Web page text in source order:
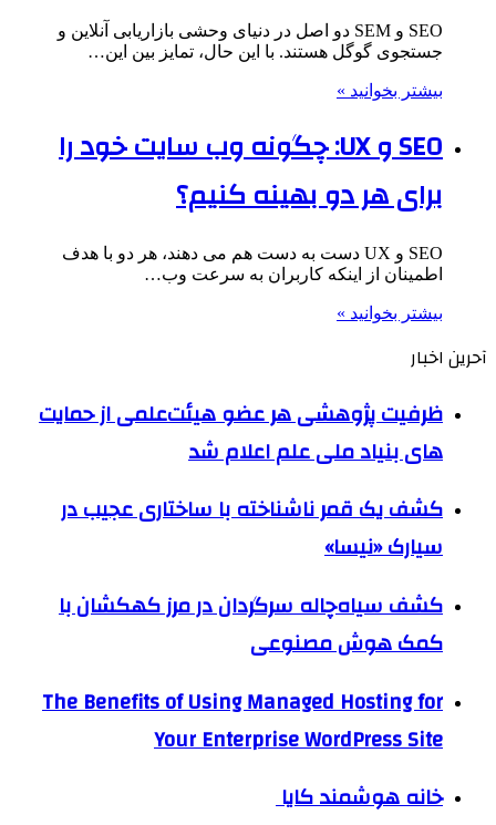
SEO و SEM دو اصل در دنیای وحشی بازاریابی آنلاین و
جستجوی گوگل هستند. با این حال، تمایز بین این…
بیشتر بخوانید »
SEO و UX: چگونه وب سایت خود را
برای هر دو بهینه کنیم؟
SEO و UX دست به دست هم می دهند، هر دو با هدف
اطمینان از اینکه کاربران به سرعت وب…
بیشتر بخوانید »
آحرین اخبار
ظرفیت پژوهشی هر عضو هیئت‌علمی از حمایت
های بنیاد ملی علم اعلام شد
کشف یک قمر ناشناخته با ساختاری عجیب در
سیارک «نیسا»
کشف سیاه‌چاله سرگردان در مرز کهکشان با
کمک هوش مصنوعی
The Benefits of Using Managed Hosting for
Your Enterprise WordPress Site
خانه هوشمند کایا